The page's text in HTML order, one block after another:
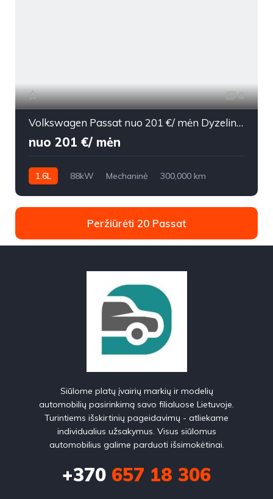
8
Volkswagen Passat nuo 201 €/ mėn Dyzelinas 2018m. Sedanas Mechaninė
nuo 201 €/ mėn
1.6L 88kW Mechaninė
300,000 km
Peržiūrėti 20 Passat
Siūlome platų įvairių markių ir modelių
automobilių pasirinkimą savo filialuose Lietuvoje.
Turintiems išskirtinių pageidavimų - atliekame
individualius užsakymus. Visus siūlomus
automobilius galime parduoti išsimokėtinai.
+370 657 18 306